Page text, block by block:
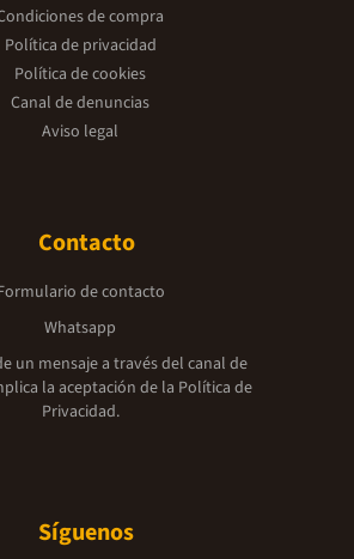
de compra
Política de privacidad
Política de cookies
Canal de denuncias
Aviso legal
Contacto
de contacto
Whatsapp
un mensaje a través del canal de
la aceptación de la Política de
Privacidad.
Síguenos